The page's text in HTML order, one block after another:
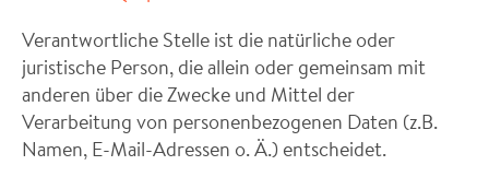
Verantwortliche Stelle ist die natürliche oder
juristische Person, die allein oder gemeinsam mit
anderen über die Zwecke und Mittel der
Verarbeitung von personenbezogenen Daten (z.B.
Namen, E-Mail-Adressen o. Ä.) entscheidet.